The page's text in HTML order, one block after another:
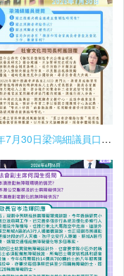
2026年7月30日梁鴻細議員口頭質詢